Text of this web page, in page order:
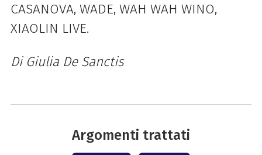
CASANOVA, WADE, WAH WAH WINO,
XIAOLIN LIVE.
Di Giulia De Sanctis
Argomenti trattati